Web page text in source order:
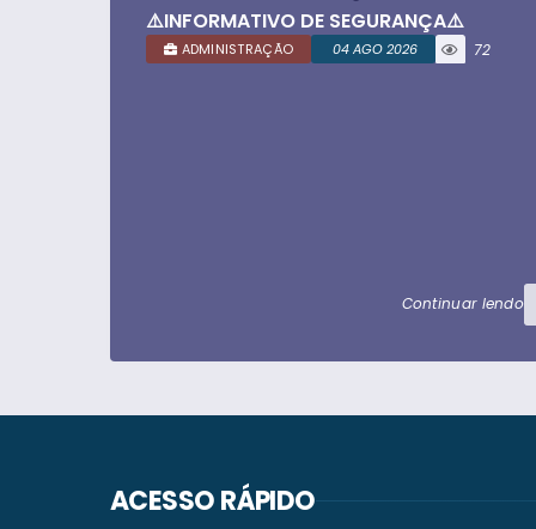
⚠️INFORMATIVO DE SEGURANÇA⚠️
04 AGO 2026
ADMINISTRAÇÃO
72
Continuar lendo
ACESSO RÁPIDO